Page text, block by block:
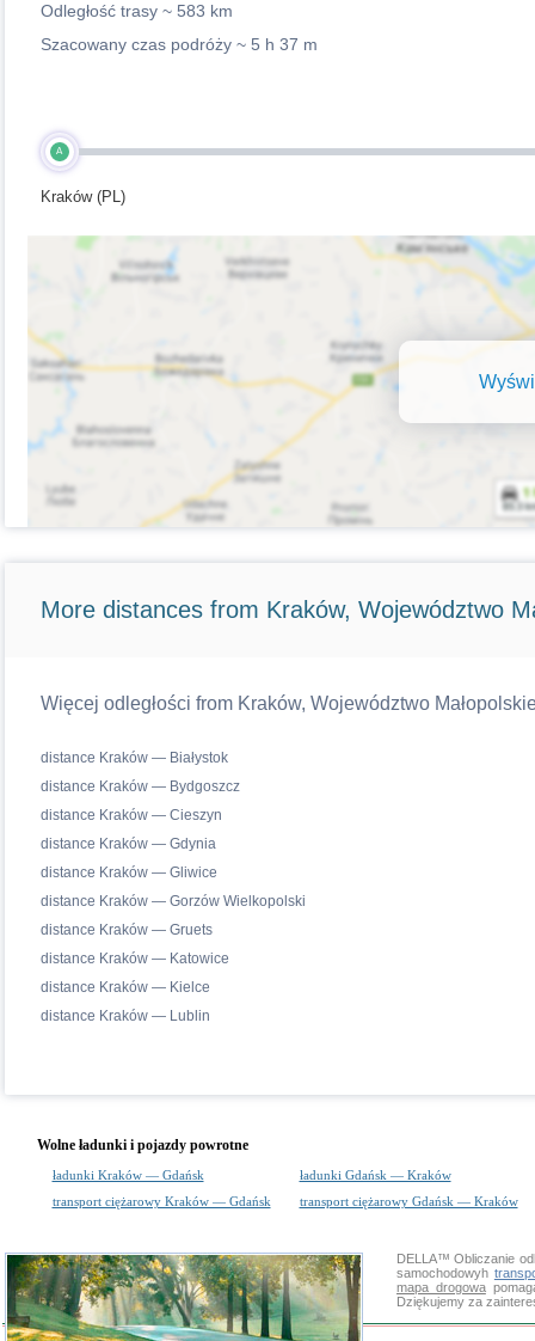
Odległość trasy ~ 583 km
Szacowany czas podróży ~ 5 h 37 m
A
Kraków (PL)
More distances from Kraków, Województwo
Więcej odległości from Kraków, Województwo
distance Kraków — Białystok
distance Kraków — Bydgoszcz
distance Kraków — Cieszyn
distance Kraków — Gdynia
distance Kraków — Gliwice
distance Kraków — Gorzów Wielkopolski
distance Kraków — Gruets
distance Kraków — Katowice
distance Kraków — Kielce
distance Kraków — Lublin
Wolne ładunki i pojazdy powrotne
ładunki Kraków — Gdańsk
ładunki Gdańsk — Kraków
transport ciężarowy Kraków — Gdańsk
transport ciężarowy Gdańsk — Kraków
DELLA™Obliczanie
samochodowyh
mapa drogowa
Dziękujemy za